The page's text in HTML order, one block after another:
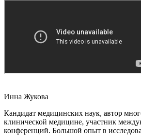
Инна Жукова
Кандидат медицинских наук, автор
клинической медицине, участник
конференций. Большой опыт в